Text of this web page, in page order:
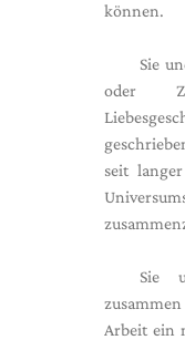
können.
Sie
oder
seit
Sie
Arbeit ein